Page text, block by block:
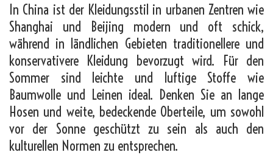
In China ist der Kleidungsstil in urbanen Zentren wie
Shanghai und Beijing modern und oft schick,
während in ländlichen Gebieten traditionellere und
konservativere Kleidung bevorzugt wird. Für den
Sommer sind leichte und luftige Stoffe wie
Baumwolle und Leinen ideal. Denken Sie an lange
Hosen und weite, bedeckende Oberteile, um sowohl
vor der Sonne geschützt zu sein als auch den
kulturellen Normen zu entsprechen.